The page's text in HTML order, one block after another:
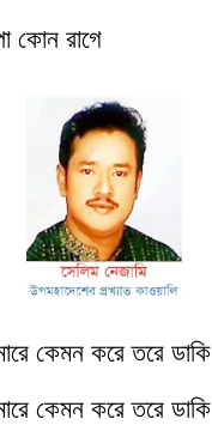
কোন রাগে
কেমন করে তরে ডাকি
কেমন করে তরে ডাকি